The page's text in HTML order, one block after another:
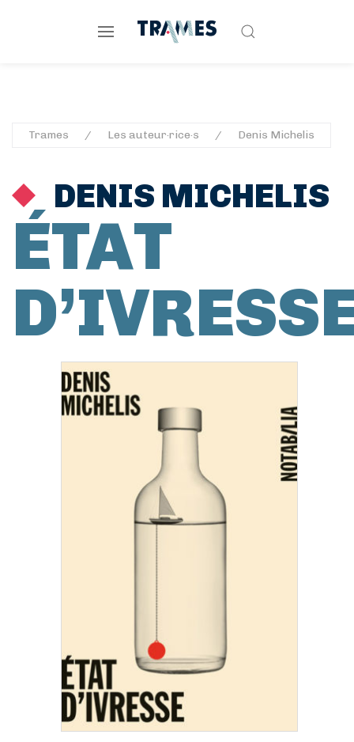
Trames Les auteur·rice·s Denis Michelis
DENIS MICHELIS
ÉTAT